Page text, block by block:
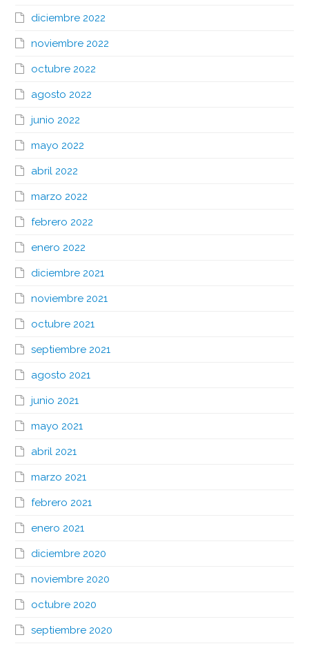
diciembre 2022
noviembre 2022
octubre 2022
agosto 2022
junio 2022
mayo 2022
abril 2022
marzo 2022
febrero 2022
enero 2022
diciembre 2021
noviembre 2021
octubre 2021
septiembre 2021
agosto 2021
junio 2021
mayo 2021
abril 2021
marzo 2021
febrero 2021
enero 2021
diciembre 2020
noviembre 2020
octubre 2020
septiembre 2020